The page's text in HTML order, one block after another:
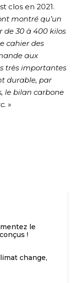
clos en 2021.
montré qu’un
de 30 à 400 kilos
cahier des
aux
très importantes
durable, par
le bilan carbone
»
le
!
change,